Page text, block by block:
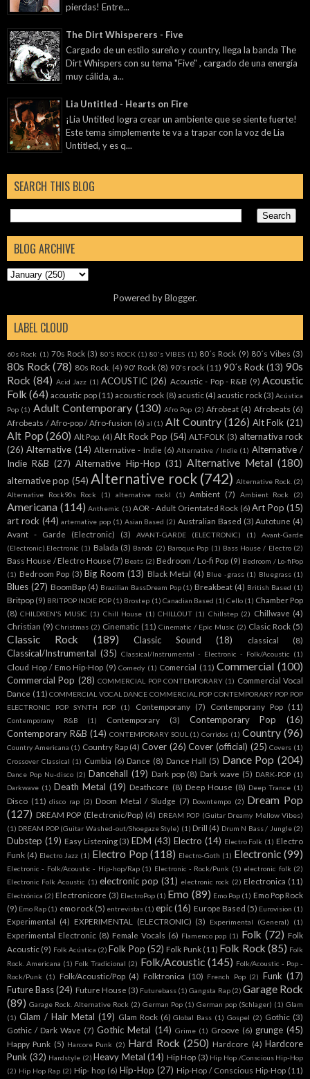
pierdas! Entre...
The Dirt Whisperers - Five
Cargado de un estilo sureño y country, llega la banda The
Dirt Whispers con su tema "Five" , cargado de una energía
muy cálida, a...
Lia Untitled - Hearts on Fire
¡Lia Untitled logra crear un ambiente que se siente fuerte!
Este tema simplemente te va a trapar con la voz de Lia
Untitled, y es q...
SEARCH THIS BLOG
BLOG ARCHIVE
Powered byBlogger.
LABEL CLOUD
60s Rock (1) 70s Rock (3) 80'S ROCK (1) 80's VIBES (1) 80´s Rock (9) 80´s Vibes (3)
80s Rock (78) 80s Rock. (4) 90' Rock (8) 90's rock (11) 90´s Rock (13) 90s
Rock (84) Acid Jazz (1) ACOUSTIC (26) Acoustic - Pop - R&B (9) Acoustic
Folk (64) acoustic pop (11) acoustic rock (8) acustic (4) acustic rock (3) Acústica
Pop (1) Adult Contemporary (130) Afro Pop (2) Afrobeat (4) Afrobeats (6)
Afrobeats / Afro-pop / Afro-fusion (6) al (1) Alt Country (126) Alt Folk (21)
Alt Pop (260) Alt Pop. (4) Alt Rock Pop (54) ALT-FOLK (3) alternativa rock
(26) Alternative (14) Alternative - Indie (6) Alternative / Indie (1) Alternative /
Indie R&B (27) Alternative Hip-Hop (31) Alternative Metal (180)
alternative pop (54) Alternative rock (742) Alternative Rock. (2)
Alternative Rock90s Rock
(1) alternative rockl (1) Ambient (7) Ambient Rock (2)
Americana (114) Anthemic (1) AOR - Adult Orientated Rock (6) Art Pop (15)
art rock (44) arternative pop (1) Asian Based (2) Australian Based (3) Autotune (4)
Avant - Garde (Electronic)
(3) AVANT-GARDE (ELECTRONIC) (1)
Avant-Garde
(Electronic).Electronic (1) Balada (3) Banda (2) Baroque Pop (1) Bass House / Electro (2)
Bass House / Electro House (7) Beats (2) Bedroom / Lo-fi Pop (9) Bedroom / Lo-fiPop
(1) Bedroom Pop (3) Big Room (13) Black Metal (4) Blue -grass (1) Bluegrass (1)
Blues (27) BoomBap (4) Brazilian BassDream Pop (1) Breakbeat (4) British Based (1)
Britpop (9) BRITPOP INDIE POP (1) Brostep (1) Canadian Based (1) Cello (1) Chamber Pop
(8) CHILDREN'S MUSIC (1) Chill House (1) CHILLOUT (1) Chillstep (2) Chillwave (4)
Christian (9) Christmas (2) Cinematic (11) Cinematic / Epic Music (2) Clasic Rock (5)
Classic Rock (189) Classic Sound (18) classical (8)
Classical/Instrumental (35) Classical/Instrumental - Electronic - Folk/Acoustic (1)
Cloud Hop / Emo Hip-Hop (9) Comedy (1) Comercial (11) Commercial (100)
Commercial Pop (28) COMMERCIAL POP CONTEMPORARY (1) Commercial Vocal
Dance (11) COMMERCIAL VOCAL DANCE COMMERCIAL POP CONTEMPORARY POP POP
ELECTRONIC POP SYNTH POP
(1) Contemporany (7) Contemporany Pop (11)
Contemporany R&B (1) Contemporary (3) Contemporary Pop
(16)
Contemporary R&B (14) CONTEMPORARY SOUL (1) Corridos (1) Country (96)
Country Americana (1) Country Rap (4) Cover (26) Cover (official) (25) Covers (1)
Crossover Classical (1) Cumbia (6) Dance (8) Dance Hall (5) Dance Pop (204)
Dance Pop Nu-disco (2) Dancehall (19) Dark pop (8) Dark wave (5) DARK-POP (1)
Darkwave (1) Death Metal (19) Deathcore (8) Deep House (8) Deep Trance (1)
Disco (11) disco rap (2) Doom Metal / Sludge (7) Downtempo (2) Dream Pop
(127) DREAM POP (Electronic/Pop) (4) DREAM POP (Guitar Dreamy Mellow Vibes)
(1) DREAM POP (Guitar Washed-out/Shoegaze Style) (1) Drill (4) Drum N Bass / Jungle (2)
Dubstep (19) Easy Listening (3) EDM (43) Electro (14) Electro Folk (1) Electro
Funk (4) Electro Jazz (1) Electro Pop (118) Electro-Goth (1) Electronic (99)
Electronic - Folk/Acoustic - Hip-hop/Rap (1) Electronic - Rock/Punk (1) electronic folk (2)
Electronic Folk Acoustic (1) electronic pop (31) electronic rock (2) Electronica (11)
Electrónica (2) Electronicore (3) ElectroPop (1) Emo (89) Emo Pop (1) Emo Pop Rock
(9) Emo Rap (1) emo rock (5) entrevistas (1) epic (16) Europe Based (5) Eurovision (1)
Experimental (4) EXPERIMENTAL (ELECTRONIC) (3) Experimental (General) (1)
Experimental Electronic (8) Female Vocals (6) Flamenco pop (1) Folk (72) Folk
Acoustic (9) Folk Acústica (2) Folk Pop (52) Folk Punk (11) Folk Rock (85) Folk
Rock. Americana (1) Folk Tradicional (2) Folk/Acoustic (145) Folk/Acoustic - Pop -
Rock/Punk (1) Folk/Acoustic/Pop (4) Folktronica (10) French Pop (2) Funk (17)
Future Bass (24) Future House (3) Futurebass (1) Gangsta Rap (2) Garage Rock
(89) Garage Rock. Alternative Rock (2) German Pop (1) German pop (Schlager) (1) Glam
(1) Glam / Hair Metal (19) Glam Rock (6) Global Bass (1) Gospel (2) Gothic (3)
Gothic / Dark Wave (7) Gothic Metal (14) Grime (1) Groove (6) grunge (45)
Happy Punk (5) Harcore Punk (2) Hard Rock (250) Hardcore (4) Hardcore
Punk (32) Hardstyle (2) Heavy Metal (14) Hip Hop (3) Hip Hop /Conscious Hip-Hop
(2) Hip Hop Rap (2) Hip- hop (6) Hip-Hop (27) Hip-Hop / Conscious Hip-Hop (11)